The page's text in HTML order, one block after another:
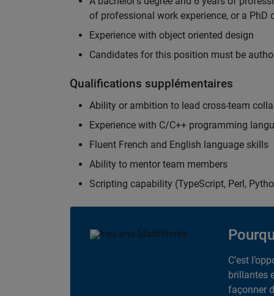
of professional work experience, or a PhD
Experience with object oriented design
Candidates for this position must be
Qualifications supplémentaires
Ability or ambition to lead cross-team
Experience with C/C++ programming
Fluent French and English language skills
Ability to mentor team members
Scripting capability (TypeScript, Perl,
C’est
brillantes
façonner